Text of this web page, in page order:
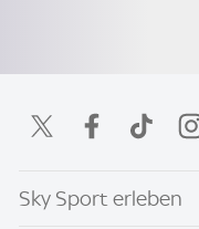
Sky Sport erleben